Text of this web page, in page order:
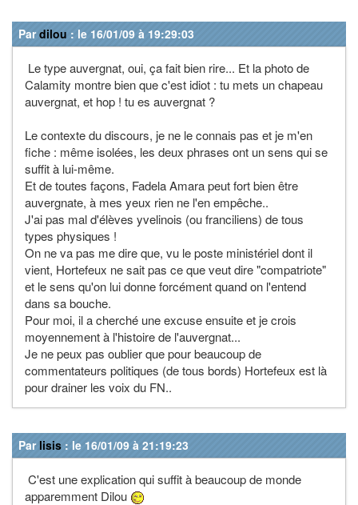
Pardilou : le 16/01/09 à 19:29:03
Le type auvergnat, oui, ça fait bien rire... Et la photo de
Calamity montre bien que c'est idiot : tu mets un chapeau
auvergnat, et hop ! tu es auvergnat ?
Le contexte du discours, je ne le connais pas et je m'en
fiche : même isolées, les deux phrases ont un sens qui se
suffit à lui-même.
Et de toutes façons, Fadela Amara peut fort bien être
auvergnate, à mes yeux rien ne l'en empêche..
J'ai pas mal d'élèves yvelinois (ou franciliens) de tous
types physiques !
On ne va pas me dire que, vu le poste ministériel dont il
vient, Hortefeux ne sait pas ce que veut dire "compatriote"
et le sens qu'on lui donne forcément quand on l'entend
dans sa bouche.
Pour moi, il a cherché une excuse ensuite et je crois
moyennement à l'histoire de l'auvergnat...
Je ne peux pas oublier que pour beaucoup de
commentateurs politiques (de tous bords) Hortefeux est là
pour drainer les voix du FN..
Par lisis : le 16/01/09 à 21:19:23
C'est une explication qui suffit à beaucoup de monde
apparemment Dilou